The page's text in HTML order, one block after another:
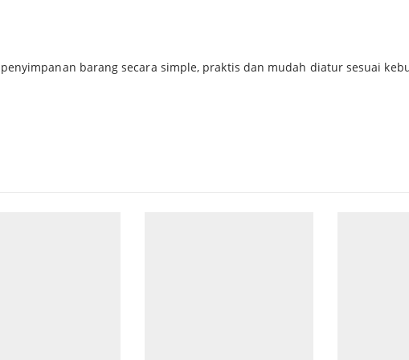
barang secara simple, praktis dan mudah diatur sesuai